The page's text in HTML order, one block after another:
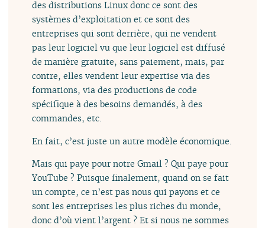
des distributions Linux donc ce sont des
systèmes d’exploitation et ce sont des
entreprises qui sont derrière, qui ne vendent
pas leur logiciel vu que leur logiciel est diffusé
de manière gratuite, sans paiement, mais, par
contre, elles vendent leur expertise via des
formations, via des productions de code
spécifique à des besoins demandés, à des
commandes, etc.
En fait, c’est juste un autre modèle économique.
Mais qui paye pour notre Gmail ? Qui paye pour
YouTube ? Puisque finalement, quand on se fait
un compte, ce n’est pas nous qui payons et ce
sont les entreprises les plus riches du monde,
donc d’où vient l’argent ? Et si nous ne sommes